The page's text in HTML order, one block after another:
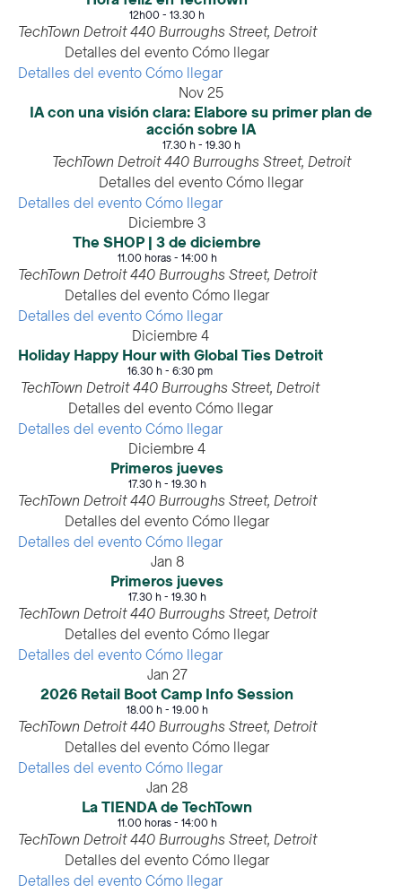
12h00- 13.30 h
TechTown Detroit 440 Burroughs Street, Detroit
Detalles del eventoCómo llegar
Detalles del evento Cómo llegar
Nov25
IA con una visión clara: Elabore su primer plan de
acción sobre IA
17.30 h- 19.30 h
TechTown Detroit 440 Burroughs Street, Detroit
Detalles del eventoCómo llegar
Detalles del evento Cómo llegar
Diciembre3
The SHOP | 3 de diciembre
11.00 horas- 14:00 h
TechTown Detroit 440 Burroughs Street, Detroit
Detalles del eventoCómo llegar
Detalles del evento Cómo llegar
Diciembre 4
Holiday Happy Hour with Global Ties Detroit
16.30 h- 6:30 pm
TechTown Detroit440 Burroughs Street, Detroit
Detalles del evento Cómo llegar
Detalles del evento Cómo llegar
Diciembre4
Primeros jueves
17.30 h- 19.30 h
TechTown Detroit 440 Burroughs Street, Detroit
Detalles del eventoCómo llegar
Detalles del evento Cómo llegar
Jan 8
Primeros jueves
17.30 h- 19.30 h
TechTown Detroit 440 Burroughs Street, Detroit
Detalles del eventoCómo llegar
Detalles del evento Cómo llegar
Jan 27
2026 Retail Boot Camp Info Session
18.00 h- 19.00 h
TechTown Detroit 440 Burroughs Street, Detroit
Detalles del eventoCómo llegar
Detalles del evento Cómo llegar
Jan 28
La TIENDA de TechTown
11.00 horas- 14:00 h
TechTown Detroit 440 Burroughs Street, Detroit
Detalles del eventoCómo llegar
Detalles del evento Cómo llegar